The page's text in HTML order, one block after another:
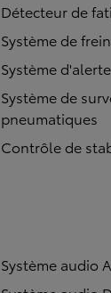
Détecteur de
Système de
Système
Système de
pneumatiques
Contrôle de
Système audio